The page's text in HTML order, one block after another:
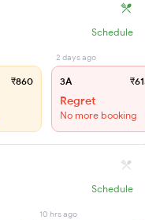
Schedule
₹860
2 days ago
3A
Regret
No more booking
Schedule
10 hrs ago